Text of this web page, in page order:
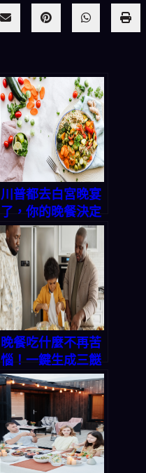
川普都去白宮晚宴
了，你的晚餐決定
好了嗎？「今晚吃
什麼」App 一鍵
搞定三餸一湯！
晚餐吃什麼不再苦
惱！一鍵生成三餸
一湯，讓你天天輕
鬆上菜